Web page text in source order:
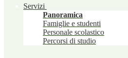
Servizi
Panoramica
Famiglie e studenti
Personale scolastico
Percorsi di studio